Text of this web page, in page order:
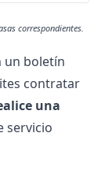
correspondientes.
un boletín
contratar
una
servicio